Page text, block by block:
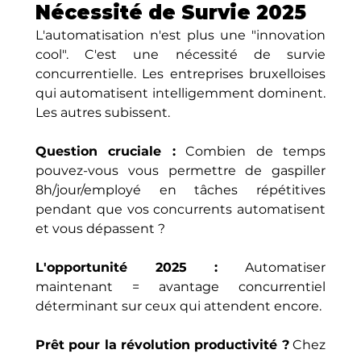
Nécessité de Survie 2025
L'automatisation n'est plus une "innovation
cool". C'est une nécessité de survie
concurrentielle. Les entreprises bruxelloises
qui automatisent intelligemment dominent.
Les autres subissent.
Question cruciale : Combien de temps
pouvez-vous vous permettre de gaspiller
8h/jour/employé en tâches répétitives
pendant que vos concurrents automatisent
et vous dépassent ?
L'opportunité 2025 : Automatiser
maintenant = avantage concurrentiel
déterminant sur ceux qui attendent encore.
Prêt pour la révolution productivité ? Chez